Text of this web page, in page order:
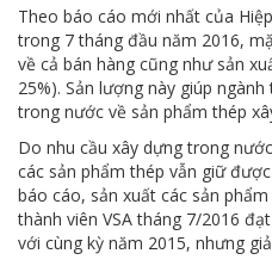
Theo báo cáo mới nhất của
trong 7 tháng đầu năm 2016,
về cả bán hàng cũng như sản
25%). Sản lượng này giúp
trong nước về sản phẩm thép
Do nhu cầu xây dựng trong
các sản phẩm thép vẫn giữ
báo cáo, sản xuất các sản
thành viên VSA tháng 7/2016
với cùng kỳ năm 2015, nhưng